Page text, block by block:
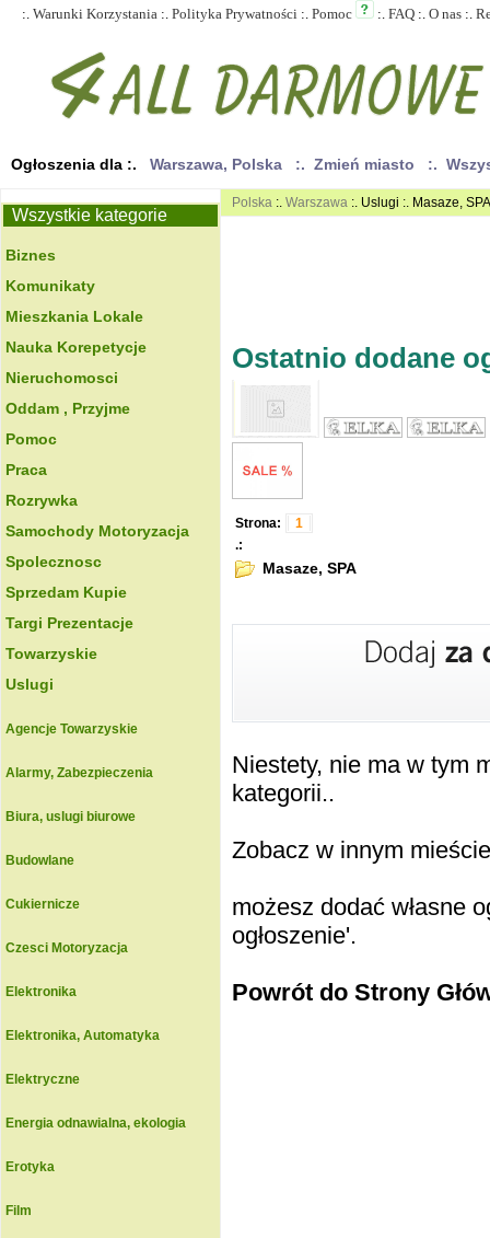
:. Warunki Korzystania :. Polityka Prywatności :. Pomoc :. FAQ :. O nas :.
Ogłoszenia dla :. Warszawa, Polska :. Zmień miasto :.
Wszystkie kategorie
Biznes
Komunikaty
Mieszkania Lokale
Nauka Korepetycje
Nieruchomosci
Oddam , Przyjme
Pomoc
Praca
Rozrywka
Samochody Motoryzacja
Spolecznosc
Sprzedam Kupie
Targi Prezentacje
Towarzyskie
Uslugi
Agencje Towarzyskie
Alarmy, Zabezpieczenia
Biura, uslugi biurowe
Budowlane
Cukiernicze
Czesci Motoryzacja
Elektronika
Elektronika, Automatyka
Elektryczne
Energia odnawialna, ekologia
Erotyka
Film
Polska :. Warszawa :. Uslugi :. Masaze, SPA
Ostatnio dodane
Strona:
1
.:
Masaze, SPA
Niestety, nie ma w tym
kategorii..
Zobacz w innym
możesz dodać własne
ogłoszenie'.
Powrót do Strony